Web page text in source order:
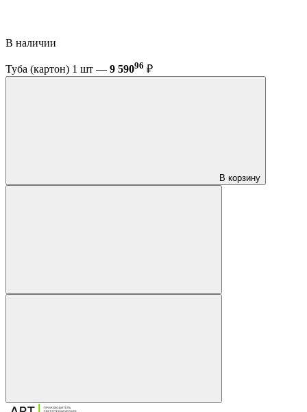
В наличии
Туба (картон) 1 шт — 9 59096 ₽
В корзину